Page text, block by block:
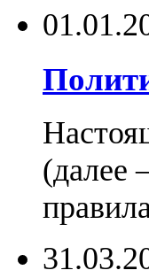
(далее